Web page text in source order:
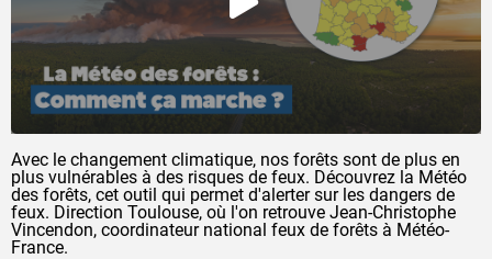
Avec le changement climatique, nos forêts sont de plus en
plus vulnérables à des risques de feux. Découvrez la Météo
des forêts, cet outil qui permet d'alerter sur les dangers de
feux. Direction Toulouse, où l'on retrouve Jean-Christophe
Vincendon, coordinateur national feux de forêts à Météo-
France.